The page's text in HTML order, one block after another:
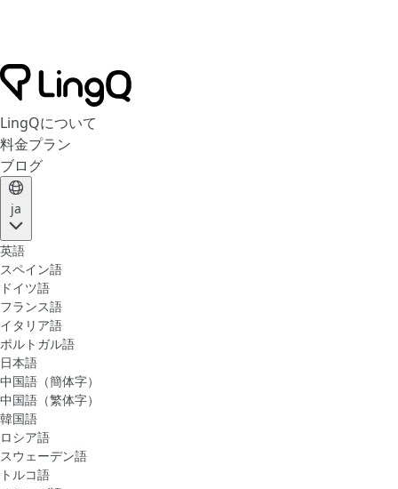
LingQについて
料金プラン
ブログ
ja
英語
スペイン語
ドイツ語
フランス語
イタリア語
ポルトガル語
日本語
中国語（簡体字）
中国語（繁体字）
韓国語
ロシア語
スウェーデン語
トルコ語